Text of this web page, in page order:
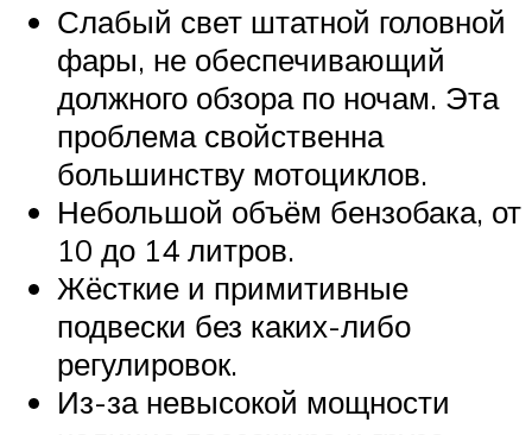
Слабый свет штатной головной
фары, не обеспечивающий
должного обзора по ночам. Эта
проблема свойственна
большинству мотоциклов.
Небольшой объём бензобака, от
10 до 14 литров.
Жёсткие и примитивные
подвески без каких-либо
регулировок.
Из-за невысокой мощности